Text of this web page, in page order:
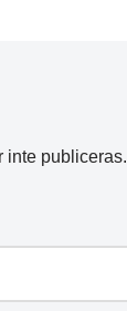
inte publiceras.